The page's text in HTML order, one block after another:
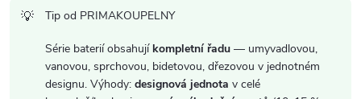
Tip od PRIMAKOUPELNY
Série baterií obsahují kompletní řadu — umyvadlovou,
vanovou, sprchovou, bidetovou, dřezovou v jednotném
designu. Výhody: designová jednota v celé